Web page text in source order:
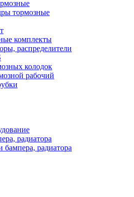
тормозные
комплекты
распределители
колодок
рабочий
радиатора
бампера, радиатора